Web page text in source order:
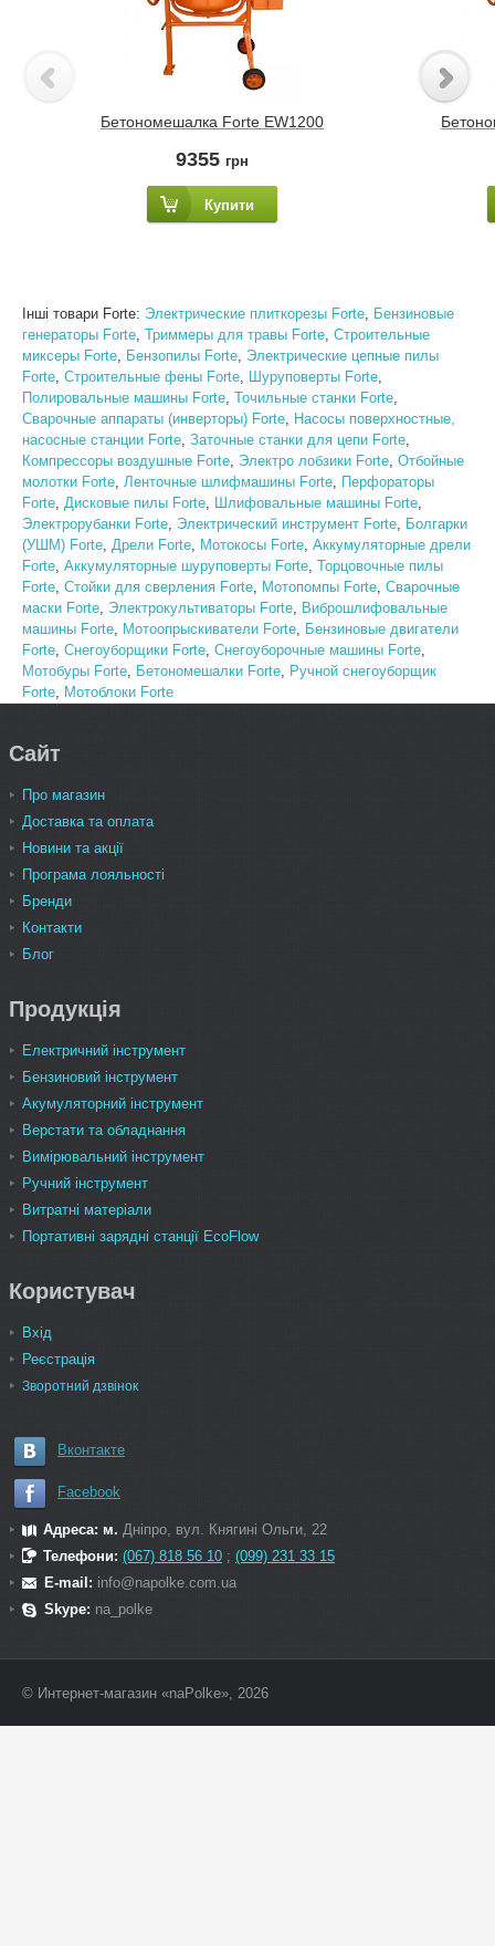
Бетономешалка Forte EW1200
9355 грн
Купити
Інші товари Forte: Электрические плиткорезы Forte, Бензиновые
генераторы Forte, Триммеры для травы Forte, Строительные
миксеры Forte, Бензопилы Forte, Электрические цепные пилы
Forte, Строительные фены Forte, Шуруповерты Forte,
Полировальные машины Forte, Точильные станки Forte,
Сварочные аппараты (инверторы) Forte, Насосы поверхностные,
насосные станции Forte, Заточные станки для цепи Forte,
Компрессоры воздушные Forte, Электро лобзики Forte, Отбойные
молотки Forte, Ленточные шлифмашины Forte, Перфораторы
Forte, Дисковые пилы Forte, Шлифовальные машины Forte,
Электрорубанки Forte, Электрический инструмент Forte, Болгарки
(УШМ) Forte, Дрели Forte, Мотокосы Forte, Аккумуляторные дрели
Forte, Аккумуляторные шуруповерты Forte, Торцовочные пилы
Forte, Стойки для сверления Forte, Мотопомпы Forte, Сварочные
маски Forte, Электрокультиваторы Forte, Виброшлифовальные
машины Forte, Мотоопрыскиватели Forte, Бензиновые двигатели
Forte, Снегоуборщики Forte, Снегоуборочные машины Forte,
Мотобуры Forte, Бетономешалки Forte, Ручной снегоуборщик
Forte, Мотоблоки Forte
Сайт
Про магазин
Доставка та оплата
Новини та акції
Програма лояльності
Бренди
Контакти
Блог
Продукція
Електричний інструмент
Бензиновий інструмент
Акумуляторний інструмент
Верстати та обладнання
Вимірювальний інструмент
Ручний інструмент
Витратні матеріали
Портативні зарядні станції EcoFlow
Користувач
Вхід
Реєстрація
Зворотний дзвінок
Вконтакте
Facebook
Адреса: м. Дніпро, вул. Княгині Ольги, 22
Телефони: (067) 818 56 10 ; (099) 231 33 15
E-mail: info@napolke.com.ua
Skype: na_polke
© Интернет-магазин «naPolke», 2026